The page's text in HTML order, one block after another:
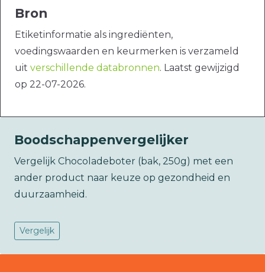
Bron
Etiketinformatie als ingrediënten,
voedingswaarden en keurmerken is verzameld
uit verschillende databronnen. Laatst gewijzigd
op 22-07-2026.
Boodschappenvergelijker
Vergelijk Chocoladeboter (bak, 250g) met een
ander product naar keuze op gezondheid en
duurzaamheid.
Vergelijk